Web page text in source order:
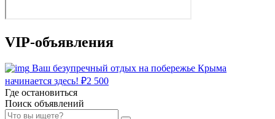
VIP-объявления
Ваш безупречный отдых на побережье Крыма
начинается здесь! ₽2 500
Где остановиться
Поиск объявлений